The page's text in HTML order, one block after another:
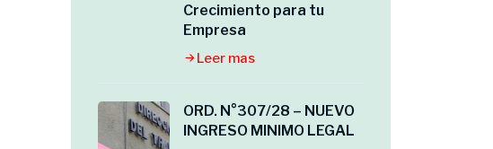
Crecimiento para tu
Empresa
Leer mas
ORD. N°307/28 – NUEVO
INGRESO MINIMO LEGAL